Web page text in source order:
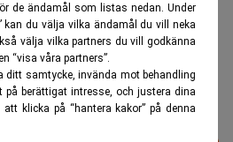
de ändamål som listas nedan. Under
kan du välja vilka ändamål du vill neka
välja vilka partners du vill godkänna
“visa våra partners”.
ditt samtycke, invända mot behandling
på berättigat intresse, och justera dina
klicka på “hantera kakor” på denna
Capital kommer
i lovande företag
förbättra sin operativa
Qiu.
nyhetsbrev